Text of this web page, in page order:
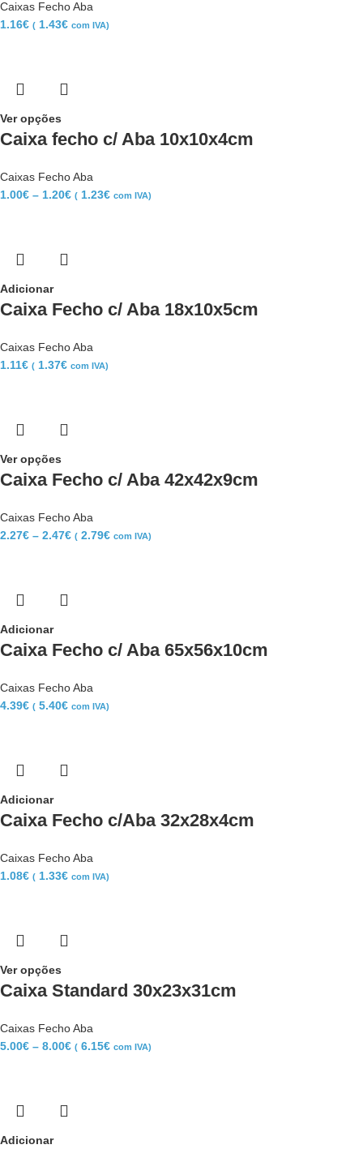
Caixas Fecho Aba
1.16€ ( 1.43€ com IVA)
Ver opções
Caixa fecho c/ Aba 10x10x4cm
Caixas Fecho Aba
1.00€ – 1.20€ ( 1.23€ com IVA)
Adicionar
Caixa Fecho c/ Aba 18x10x5cm
Caixas Fecho Aba
1.11€ ( 1.37€ com IVA)
Ver opções
Caixa Fecho c/ Aba 42x42x9cm
Caixas Fecho Aba
2.27€ – 2.47€ ( 2.79€ com IVA)
Adicionar
Caixa Fecho c/ Aba 65x56x10cm
Caixas Fecho Aba
4.39€ ( 5.40€ com IVA)
Adicionar
Caixa Fecho c/Aba 32x28x4cm
Caixas Fecho Aba
1.08€ ( 1.33€ com IVA)
Ver opções
Caixa Standard 30x23x31cm
Caixas Fecho Aba
5.00€ – 8.00€ ( 6.15€ com IVA)
Adicionar